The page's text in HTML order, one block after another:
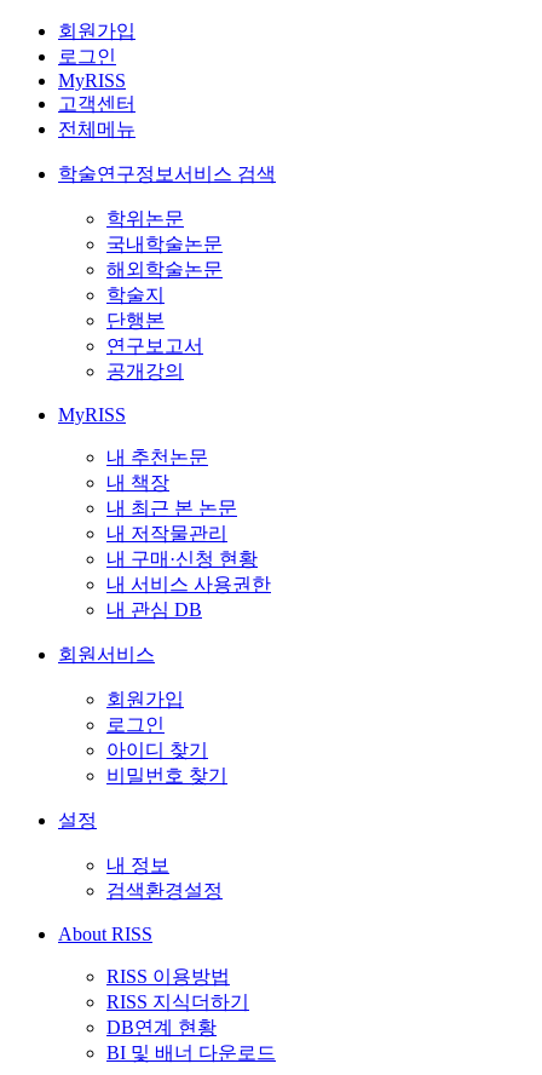
회원가입
로그인
MyRISS
고객센터
전체메뉴
학술연구정보서비스 검색
학위논문
국내학술논문
해외학술논문
학술지
단행본
연구보고서
공개강의
MyRISS
내 추천논문
내 책장
내 최근 본 논문
내 저작물관리
내 구매·신청 현황
내 서비스 사용권한
내 관심 DB
회원서비스
회원가입
로그인
아이디 찾기
비밀번호 찾기
설정
내 정보
검색환경설정
About RISS
RISS 이용방법
RISS 지식더하기
DB연계 현황
BI 및 배너 다운로드